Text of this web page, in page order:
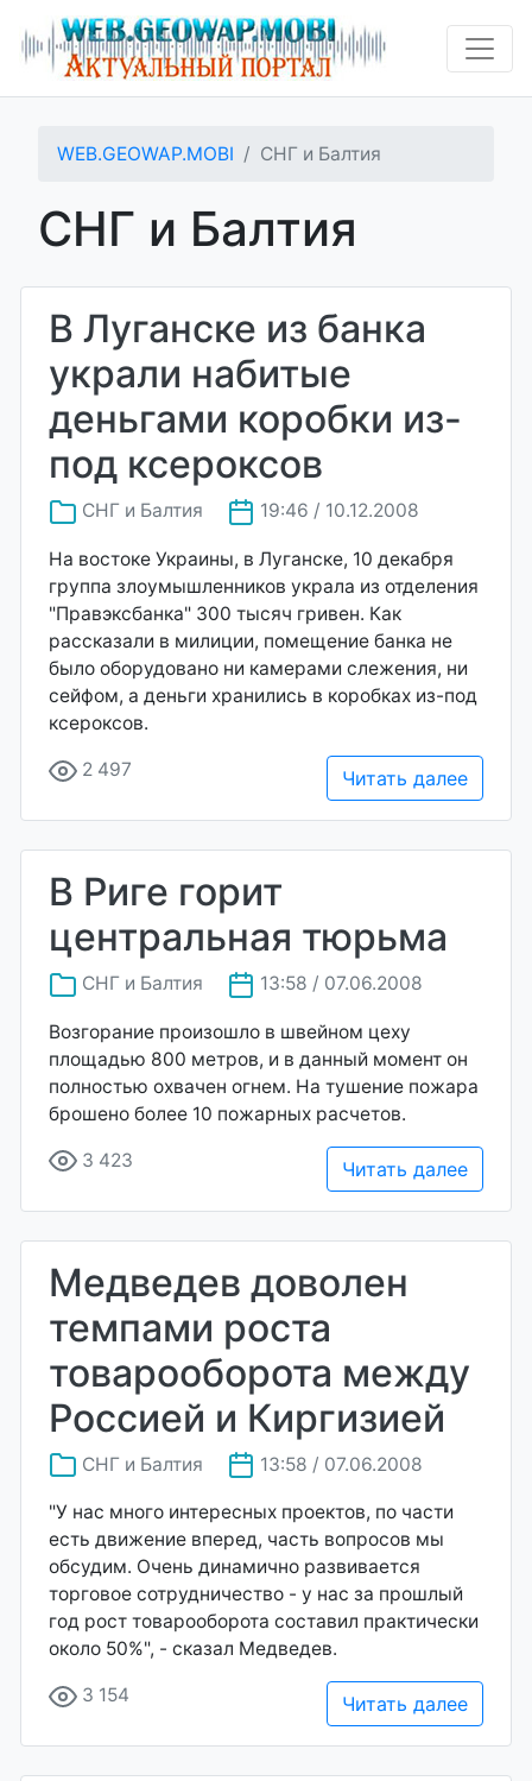
WEB.GEOWAP.MOBI СНГ и Балтия
СНГ и Балтия
В Луганске из банка
украли набитые
деньгами коробки из-
под ксероксов
СНГ и Балтия 19:46 / 10.12.2008
На востоке Украины, в Луганске, 10 декабря
группа злоумышленников украла из отделения
"Правэксбанка" 300 тысяч гривен. Как
рассказали в милиции, помещение банка не
было оборудовано ни камерами слежения, ни
сейфом, а деньги хранились в коробках из-под
ксероксов.
2 497 Читать далее
В Риге горит
центральная тюрьма
СНГ и Балтия 13:58 / 07.06.2008
Возгорание произошло в швейном цеху
площадью 800 метров, и в данный момент он
полностью охвачен огнем. На тушение пожара
брошено более 10 пожарных расчетов.
3 423 Читать далее
Медведев доволен
темпами роста
товарооборота между
Россией и Киргизией
СНГ и Балтия 13:58 / 07.06.2008
"У нас много интересных проектов, по части
есть движение вперед, часть вопросов мы
обсудим. Очень динамично развивается
торговое сотрудничество - у нас за прошлый
год рост товарооборота составил практически
около 50%", - сказал Медведев.
3 154 Читать далее